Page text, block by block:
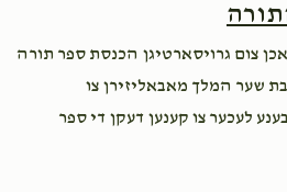
פנחס
בלויז קארגע 6 וואכן צום גרויסארטיגן הכנסת ספר תורה
שער המלך מאבאליזירן צו
לעכער צו קענען דעקן די ספר